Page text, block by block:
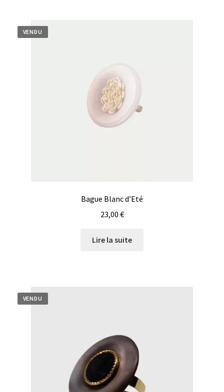
VENDU
Bague Blanc d’Eté
23,00 €
Lire la suite
VENDU